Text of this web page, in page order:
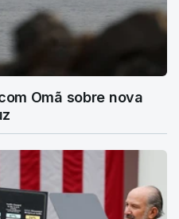
Omã sobre nova